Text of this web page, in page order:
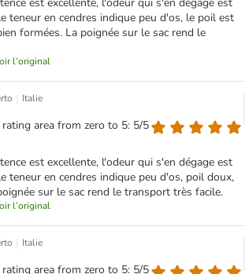
est excellente, l'odeur qui s'en dégage est
teneur en cendres indique peu d'os, le poil est
formées. La poignée sur le sac rend le
l’original
| Italie
area from zero to 5: 5/5
est excellente, l'odeur qui s'en dégage est
teneur en cendres indique peu d'os, poil doux,
sur le sac rend le transport très facile.
l’original
| Italie
area from zero to 5: 5/5